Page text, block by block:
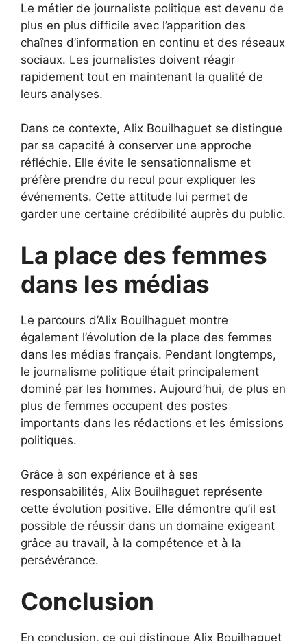
Le métier de journaliste politique est devenu de
plus en plus difficile avec l’apparition des
chaînes d’information en continu et des réseaux
sociaux. Les journalistes doivent réagir
rapidement tout en maintenant la qualité de
leurs analyses.
Dans ce contexte, Alix Bouilhaguet se distingue
par sa capacité à conserver une approche
réfléchie. Elle évite le sensationnalisme et
préfère prendre du recul pour expliquer les
événements. Cette attitude lui permet de
garder une certaine crédibilité auprès du public.
La place des femmes
dans les médias
Le parcours d’Alix Bouilhaguet montre
également l’évolution de la place des femmes
dans les médias français. Pendant longtemps,
le journalisme politique était principalement
dominé par les hommes. Aujourd’hui, de plus en
plus de femmes occupent des postes
importants dans les rédactions et les émissions
politiques.
Grâce à son expérience et à ses
responsabilités, Alix Bouilhaguet représente
cette évolution positive. Elle démontre qu’il est
possible de réussir dans un domaine exigeant
grâce au travail, à la compétence et à la
persévérance.
Conclusion
En conclusion, ce qui distingue Alix Bouilhaguet